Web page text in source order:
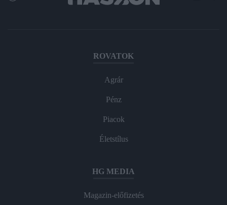
ROVATOK
Agrár
Pénz
Piacok
Életstílus
HG MEDIA
Magazin-előfizetés